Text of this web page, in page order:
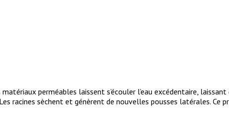
perméables laissent s’écouler l’eau excédentaire, laissant
racines sèchent et génèrent de nouvelles pousses latérales. Ce